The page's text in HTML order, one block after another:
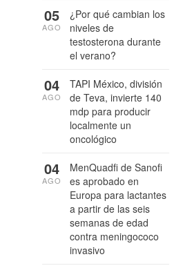
¿Por qué cambian los
niveles de
testosterona durante
el verano?
05
AGO
TAPI México, división
de Teva, invierte 140
mdp para producir
localmente un
oncológico
04
AGO
MenQuadfi de Sanofi
es aprobado en
Europa para lactantes
a partir de las seis
semanas de edad
contra meningococo
invasivo
04
AGO